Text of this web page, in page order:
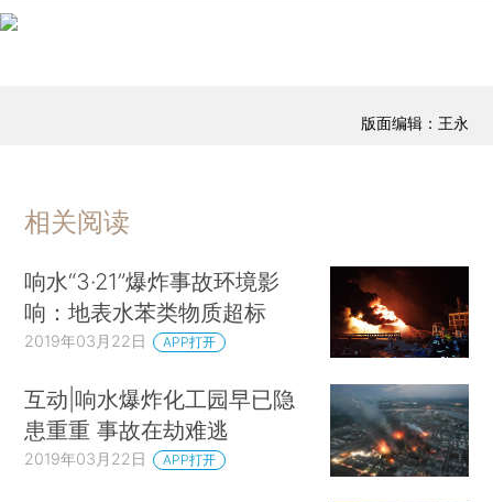
版面编辑：王永
相关阅读
响水“3·21”爆炸事故环境影
响：地表水苯类物质超标
2019年03月22日 APP打开
互动|响水爆炸化工园早已隐
患重重 事故在劫难逃
2019年03月22日 APP打开